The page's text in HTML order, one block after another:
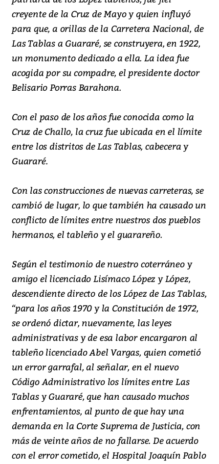
creyente de la Cruz de Mayo y quien influyó
para que, a orillas de la Carretera Nacional, de
Las Tablas a Guararé, se construyera, en 1922,
un monumento dedicado a ella. La idea fue
acogida por su compadre, el presidente doctor
Belisario Porras Barahona.
Con el paso de los años fue conocida como la
Cruz de Challo, la cruz fue ubicada en el límite
entre los distritos de Las Tablas, cabecera y
Guararé.
Con las construcciones de nuevas carreteras, se
cambió de lugar, lo que también ha causado un
conflicto de límites entre nuestros dos pueblos
hermanos, el tableño y el guarareño.
Según el testimonio de nuestro coterráneo y
amigo el licenciado Lisímaco López y López,
descendiente directo de los López de Las Tablas,
“para los años 1970 y la Constitución de 1972,
se ordenó dictar, nuevamente, las leyes
administrativas y de esa labor encargaron al
tableño licenciado Abel Vargas, quien cometió
un error garrafal, al señalar, en el nuevo
Código Administrativo los límites entre Las
Tablas y Guararé, que han causado muchos
enfrentamientos, al punto de que hay una
demanda en la Corte Suprema de Justicia, con
más de veinte años de no fallarse. De acuerdo
con el error cometido, el Hospital Joaquín Pablo